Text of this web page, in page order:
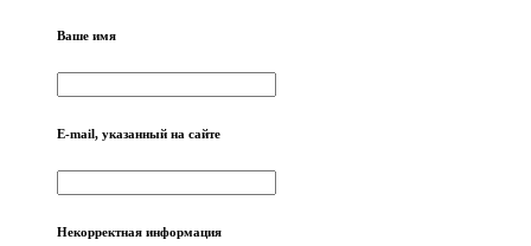
Ваше имя
E-mail, указанный на сайте
Некорректная информация